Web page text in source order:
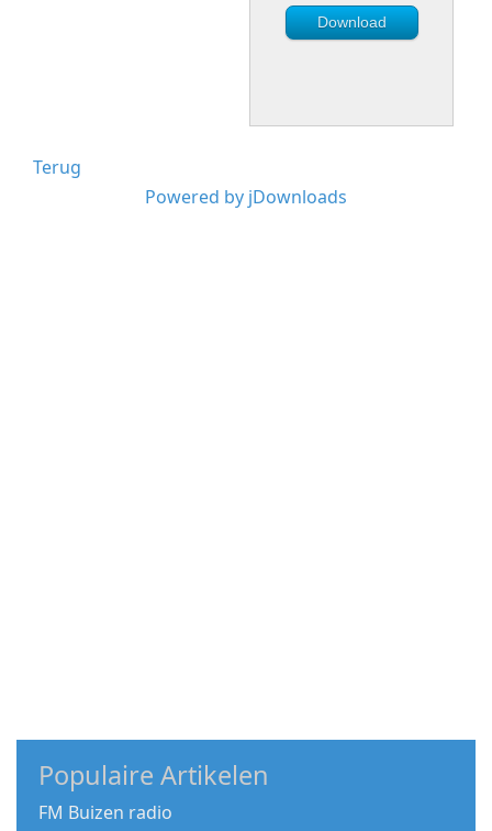
Download
Terug
Powered by jDownloads
Populaire Artikelen
FM Buizen radio